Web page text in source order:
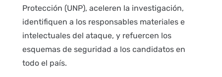
Protección (UNP), aceleren la investigación,
identifiquen a los responsables materiales e
intelectuales del ataque, y refuercen los
esquemas de seguridad a los candidatos en
todo el país.